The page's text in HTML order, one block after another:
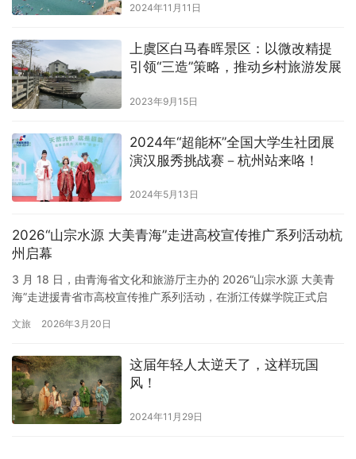
2024年11月11日
上虞区白马春晖景区：以微改精提
引领“三造”策略，推动乡村旅游发展
2023年9月15日
2024年“超能杯”全国大学生社团展
演汉服秀挑战赛－杭州站来咯！
2024年5月13日
2026“山宗水源 大美青海”走进高校宣传推广系列活动杭
州启幕
3 月 18 日，由青海省文化和旅游厅主办的 2026“山宗水源 大美青
海”走进援青省市高校宣传推广系列活动，在浙江传媒学院正式启
建与趣味互动设计，旨在为青年群体打开了解青海、走进青海的文
集与特色展区备受青睐。走进市集，各类青海特产、非遗手作…
文旅 2026年3月20日
这届年轻人太逆天了，这样玩国
风！
2024年11月29日